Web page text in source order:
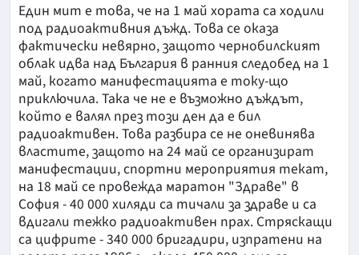
Един мит е това, че на 1 май хората са ходили
под радиоактивния дъжд. Това се оказа
фактически невярно, защото чернобилският
облак идва над България в ранния следобед на 1
май, когато манифестацията е току-що
приключила. Така че не е възможно дъждът,
който е валял през този ден да е бил
радиоактивен. Това разбира се не оневинява
властите, защото на 24 май се организират
манифестации, спортни мероприятия текат,
на 18 май се провежда маратон "Здраве" в
София - 40 000 хиляди са тичали за здраве и са
вдигали тежко радиоактивен прах. Стряскащи
са цифрите - 340 000 бригадири, изпратени на